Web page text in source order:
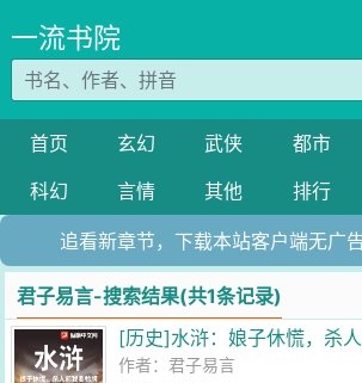
一流书院
首页 玄幻 武侠 都市
科幻
言情 其他 排行
追看新章节，下载本站客户端无广
君子易言-搜索结果(共1条记录)
[历史]水浒：娘子休慌，杀
作者：君子易言